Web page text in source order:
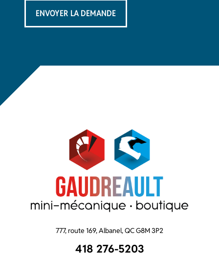
777, route 169, Albanel, QC G8M 3P2
418 276-5203